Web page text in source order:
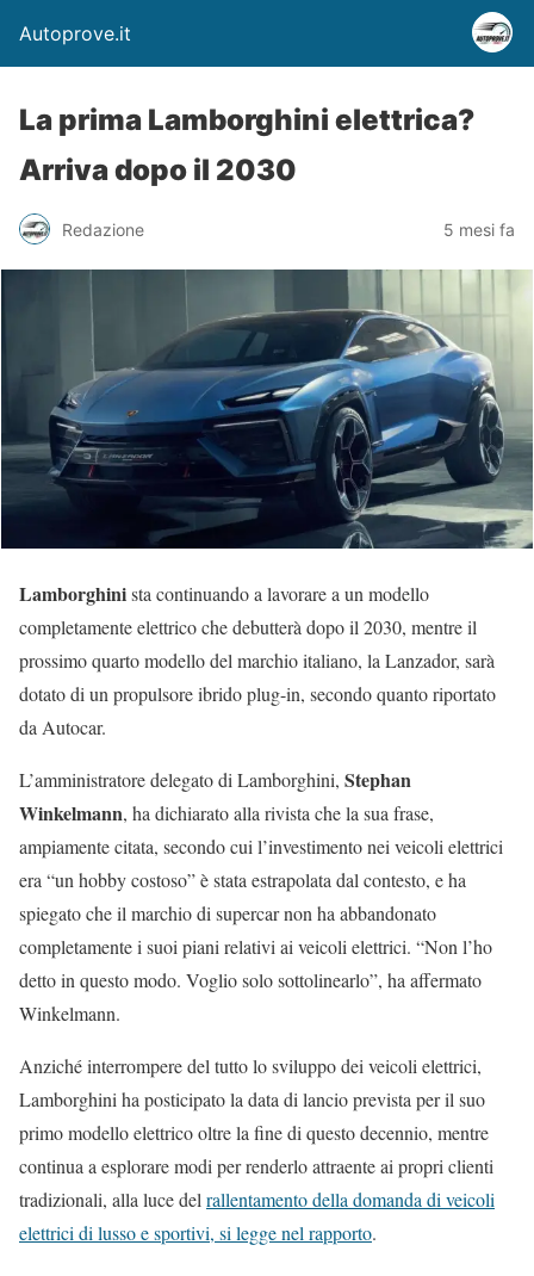
Autoprove.it
La prima Lamborghini elettrica?
Arriva dopo il 2030
Redazione 5 mesi fa
Lamborghinista continuando a lavorare a un modello
completamente elettrico che debutterà dopo il 2030, mentre il
prossimo quarto modello del marchio italiano, la Lanzador, sarà
dotato di un propulsore ibrido plug-in, secondo quanto riportato
da Autocar.
L’amministratore delegato di Lamborghini, Stephan
Winkelmann, ha dichiarato alla rivista che la sua frase,
ampiamente citata, secondo cui l’investimento nei veicoli elettrici
era “un hobby costoso” è stata estrapolata dal contesto, e ha
spiegato che il marchio di supercar non ha abbandonato
completamente i suoi piani relativi ai veicoli elettrici. “Non l’ho
detto in questo modo. Voglio solo sottolinearlo”, ha affermato
Winkelmann.
Anziché interrompere del tutto lo sviluppo dei veicoli elettrici,
Lamborghini ha posticipato la data di lancio prevista per il suo
primo modello elettrico oltre la fine di questo decennio, mentre
continua a esplorare modi per renderlo attraente ai propri clienti
tradizionali, alla luce delrallentamento della domanda di veicoli
elettrici di lusso e sportivi, si legge nel rapporto.